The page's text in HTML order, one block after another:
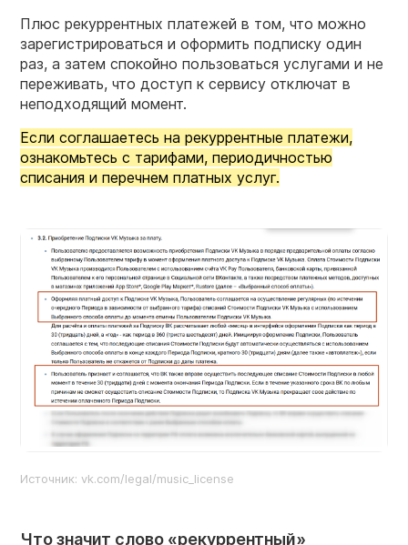
Плюс рекуррентных платежей в том, что можно
зарегистрироваться и оформить подписку один
раз, а затем спокойно пользоваться услугами и не
переживать, что доступ к сервису отключат в
неподходящий момент.
Если соглашаетесь на рекуррентные платежи,
ознакомьтесь с тарифами, периодичностью
списания и перечнем платных услуг.
Источник: vk.com/legal/music_license
Что значит слово «рекуррентный»